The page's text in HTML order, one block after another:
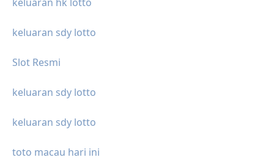
keluaran sdy lotto
Slot Resmi
keluaran sdy lotto
keluaran sdy lotto
toto macau hari ini